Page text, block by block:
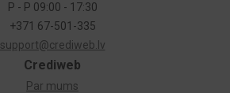
Crediweb
Par mums
P - P 09:00 - 17:30
+371 67-501-335
support@crediweb.lv